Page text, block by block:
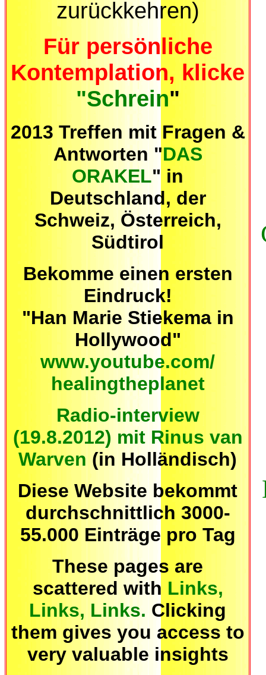
zurückkehren)
Für persönliche
Kontemplation, klicke
"Schrein"
2013 Treffen mit Fragen &
Antworten "DAS
ORAKEL" in
Deutschland, der
Schweiz, Österreich,
Südtirol
Bekomme einen ersten
Eindruck!
"Han Marie Stiekema in
Hollywood"
www.youtube.com/
healingtheplanet
Radio-interview
(19.8.2012) mit Rinus van
Warven (in Holländisch)
Diese Website bekommt
durchschnittlich 3000-
55.000 Einträge pro Tag
These pages are
scattered with Links,
Links, Links. Clicking
them gives you access to
very valuable insights